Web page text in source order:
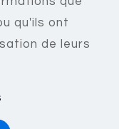
droits
qu'ils ont
de leurs